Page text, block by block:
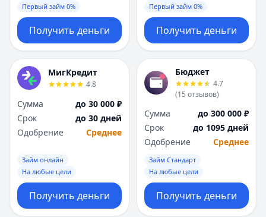
Первый займ 0%
Получить деньги
Первый займ 0%
Получить деньги
МигКредит
4.8
Сумма
до 30 000 ₽
Срок
до 30 дней
Одобрение
Среднее
Займ онлайн
На любые цели
Получить деньги
Бюджет
4.7
(15 отзывов)
Сумма
до 300 000 ₽
Срок
до 1095 дней
Одобрение
Среднее
Займ Стандарт
На любые цели
Получить деньги